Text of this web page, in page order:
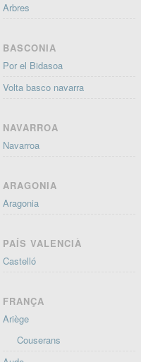
Arbres
BASCONIA
Por el Bidasoa
Volta basco navarra
NAVARROA
Navarroa
ARAGONIA
Aragonia
PAÍS VALENCIÀ
Castelló
FRANÇA
Ariège
Couserans